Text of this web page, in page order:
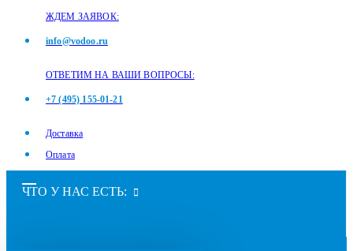
ЖДЕМ ЗАЯВОК:
info@vodoo.ru
ОТВЕТИМ НА ВАШИ ВОПРОСЫ:
+7 (495) 155-01-21
Доставка
Оплата
ЧТО У НАС ЕСТЬ: